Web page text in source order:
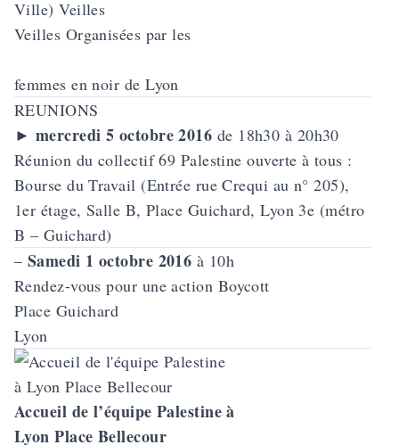
Ville) Veilles
Veilles Organisées par les
femmes en noir de Lyon
REUNIONS
► mercredi 5 octobre 2016 de 18h30 à 20h30
Réunion du collectif 69 Palestine ouverte à tous :
Bourse du Travail (Entrée rue Crequi au n° 205),
1er étage, Salle B, Place Guichard, Lyon 3e (métro
B – Guichard)
– Samedi 1 octobre 2016 à 10h
Rendez-vous pour uneaction Boycott
Place Guichard
Lyon
Accueil de l’équipe Palestine à
Lyon Place Bellecour